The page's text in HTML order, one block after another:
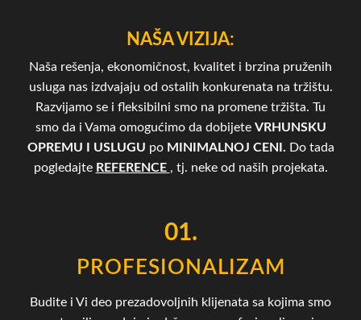
NAŠA VIZIJA:
Naša rešenja, ekonomičnost, kvalitet i brzina pruženih
usluga nas izdvajaju od ostalih konkurenata na tržištu.
Razvijamo se i fleksibilni smo na promene tržišta. Tu
smo da i Vama omogućimo da dobijete VRHUNSKU
OPREMU I USLUGU po MINIMALNOJ CENI. Do tada
pogledajte REFERENCE , tj. neke od naših projekata.
01.
PROFESIONALIZAM
Budite i Vi deo prezadovoljnih klijenata sa kojima smo